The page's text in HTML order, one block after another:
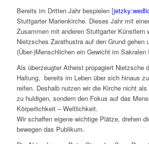
Bereits im Dritten Jahr bespielen [
Stuttgarter Marienkirche. Dieses Jahr mit
Zusammen mit anderen Stuttgarter Künstlern
Nietzsches Zarathustra auf den Grund gehen
(Über-)Menschlichen ein Gewicht im Sakralen
Als überzeugter Atheist propagiert Nietzsche
Haltung, bereits im Leben über sich hinaus
reifen. Deshalb nutzen wir die Kirche nicht
zu huldigen, sondern den Fokus auf das
Körperlichkeit – Weltlichkeit.
Wir schaffen eigene wichtige Plätze, drehen
bewegen das Publikum.